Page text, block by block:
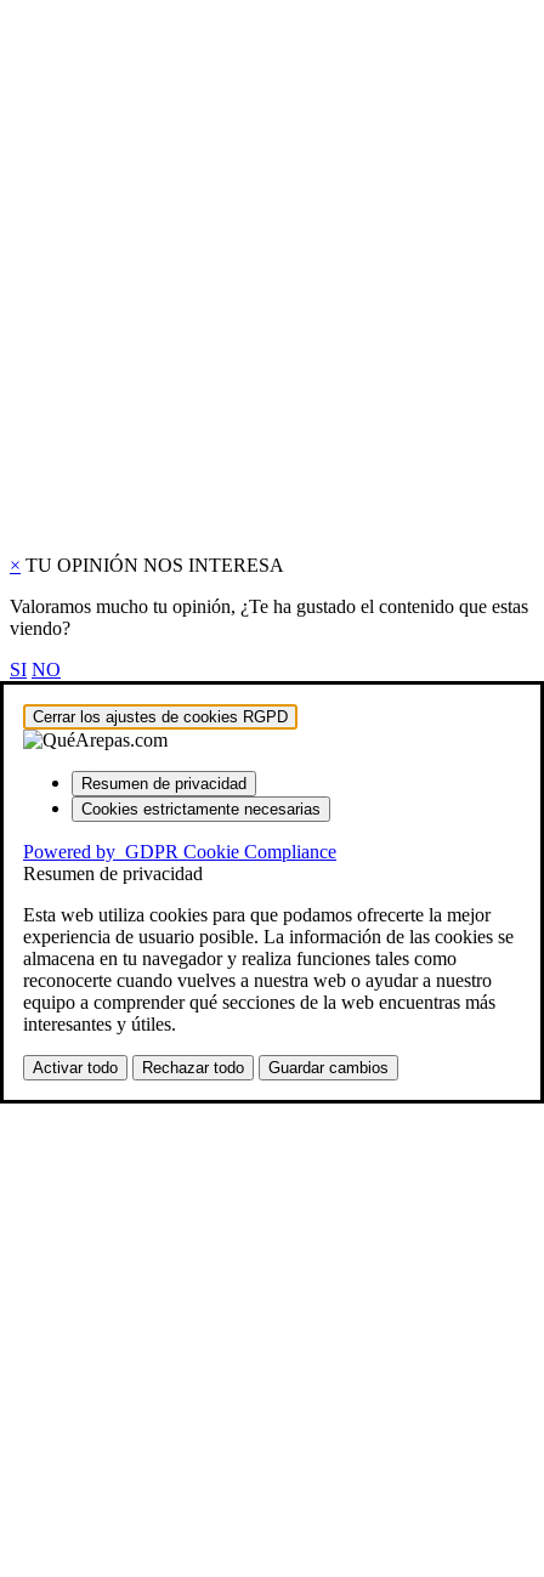
× TU OPINIÓN NOS INTERESA
Valoramos mucho tu opinión, ¿Te ha gustado el contenido que estas
viendo?
SI NO
Cerrar los ajustes de cookies RGPD
Resumen de privacidad
Cookies estrictamente necesarias
Powered by GDPR Cookie Compliance
Resumen de privacidad
Esta web utiliza cookies para que podamos ofrecerte la mejor
experiencia de usuario posible. La información de las cookies se
almacena en tu navegador y realiza funciones tales como
reconocerte cuando vuelves a nuestra web o ayudar a nuestro
equipo a comprender qué secciones de la web encuentras más
interesantes y útiles.
Activar todo Rechazar todo Guardar cambios